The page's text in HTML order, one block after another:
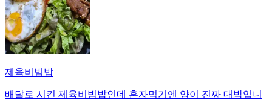
제육비빔밥
배달로 시킨 제육비빔밥인데 혼자먹기엔 양이 진짜 대박입니